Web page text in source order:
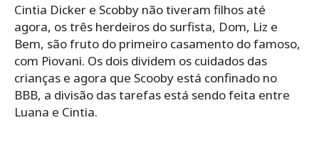
Cintia Dicker e Scobby não tiveram filhos até
agora, os três herdeiros do surfista, Dom, Liz e
Bem, são fruto do primeiro casamento do famoso,
com Piovani. Os dois dividem os cuidados das
crianças e agora que Scooby está confinado no
BBB, a divisão das tarefas está sendo feita entre
Luana e Cintia.